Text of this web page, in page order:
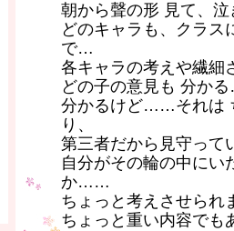
朝から聲の形 見て、泣
どのキャラも、クラス
で…
各キャラの考えや繊細
どの子の意見も 分か
分かるけど……それは
り、
第三者だから見守って
自分がその輪の中にい
か……
ちょっと考えさせられ
ちょっと重い内容でも